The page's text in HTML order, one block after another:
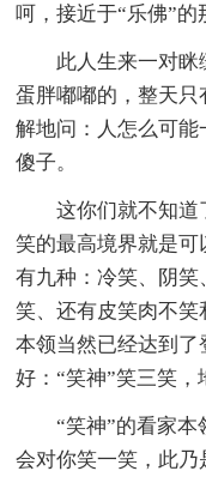
呵，接近于“乐佛”的
此人生来一对
蛋胖嘟嘟的，整天
解地问：人怎么可能
傻子。
这你们就不知道
笑的最高境界就是
有九种：冷笑、阴
笑、还有皮笑肉不笑
本领当然已经达到
好：“笑神”笑三笑，
“笑神”的看家
会对你笑一笑，此